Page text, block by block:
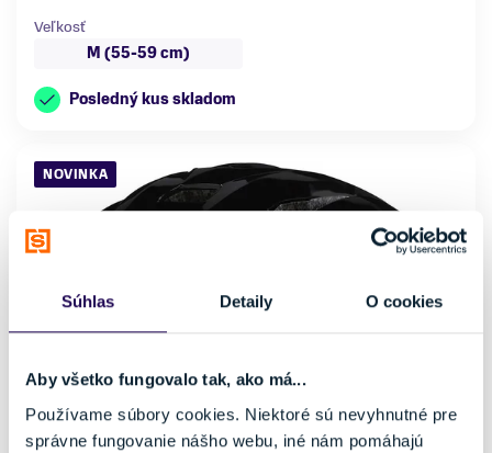
Súhlas Detaily O cookies
Aby všetko fungovalo tak, ako má...
Používame súbory cookies. Niektoré sú nevyhnutné pre
správne fungovanie nášho webu, iné nám pomáhajú
Veľkosť
M (55-59 cm)
Posledný kus skladom
NOVINKA